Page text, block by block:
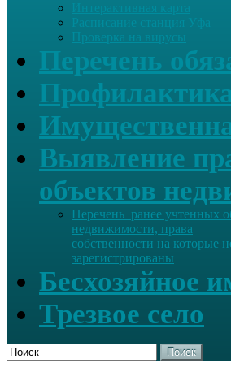
Интерактивная карта
Расписание станция Уфа
Проверка на вирусы
Перечень
Выявление
объектов
Перечень ранее учтенных
недвижимости, права
собственности на которые
зарегистрированы
Бесхозяйное
Трезвое село
Поиск